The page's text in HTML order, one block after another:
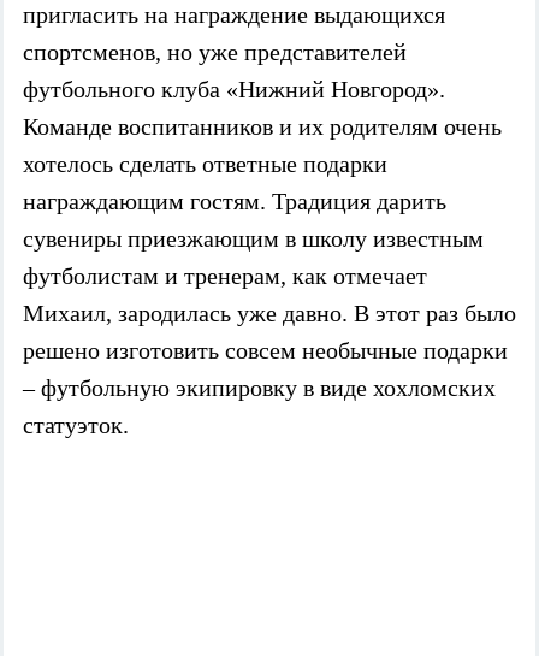
пригласить на награждение выдающихся
спортсменов, но уже представителей
футбольного клуба «Нижний Новгород».
Команде воспитанников и их родителям очень
хотелось сделать ответные подарки
награждающим гостям. Традиция дарить
сувениры приезжающим в школу известным
футболистам и тренерам, как отмечает
Михаил, зародилась уже давно. В этот раз было
решено изготовить совсем необычные подарки
– футбольную экипировку в виде хохломских
статуэток.